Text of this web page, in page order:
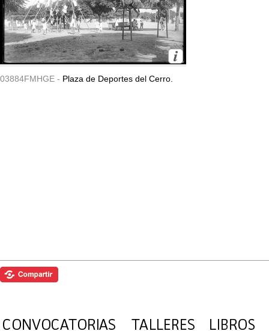
03884FMHGE - Plaza de Deportes del Cerro.